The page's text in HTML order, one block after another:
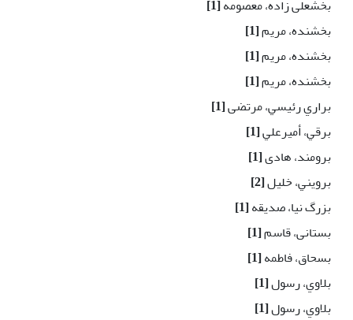
بخشعلی زاده، معصومه[1]
بخشنده، مریم[1]
بخشنده، مریم[1]
بخشنده، مریم[1]
براري رئیسي، مرتضی[1]
برقي، أمیرعلي[1]
برومند، هادی[1]
برويني، خلیل[2]
بزرگ نیا، صدیقه[1]
بستانی، قاسم[1]
بسحاق، فاطمه[1]
بلاوي، رسول[1]
بلاوي، رسول[1]